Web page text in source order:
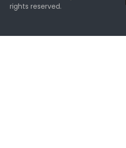
rights reserved.